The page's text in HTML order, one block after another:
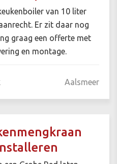
van 10 liter
Er zit daar nog
graag een offerte met
en montage.
Aalsmeer